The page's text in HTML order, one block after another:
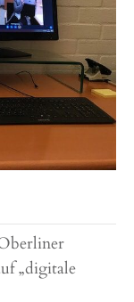
„digitale